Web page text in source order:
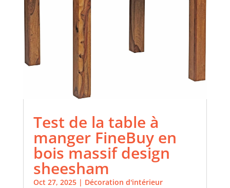
Test de la table à
manger FineBuy en
bois massif design
sheesham
Oct 27, 2025| Décoration d'intérieur